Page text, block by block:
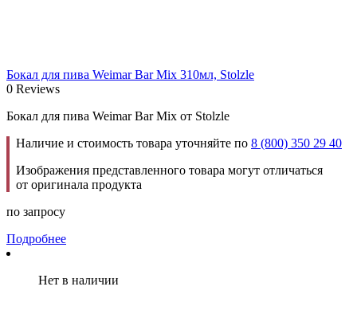
Бокал для пива Weimar Bar Mix 310мл, Stolzle
0 Reviews
Бокал для пива Weimar Bar Mix от Stolzle
Наличие и стоимость товара уточняйте по 8 (800) 350 29 40
Изображения представленного товара могут отличаться
от оригинала продукта
по запросу
Подробнее
Нет в наличии